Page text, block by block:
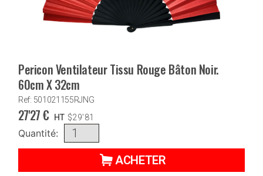
Pericon Ventilateur Tissu Rouge Bâton Noir.
60cm X 32cm
Ref: 501021155RJNG
27'27€ HT $29'81
Quantité:
ACHETER